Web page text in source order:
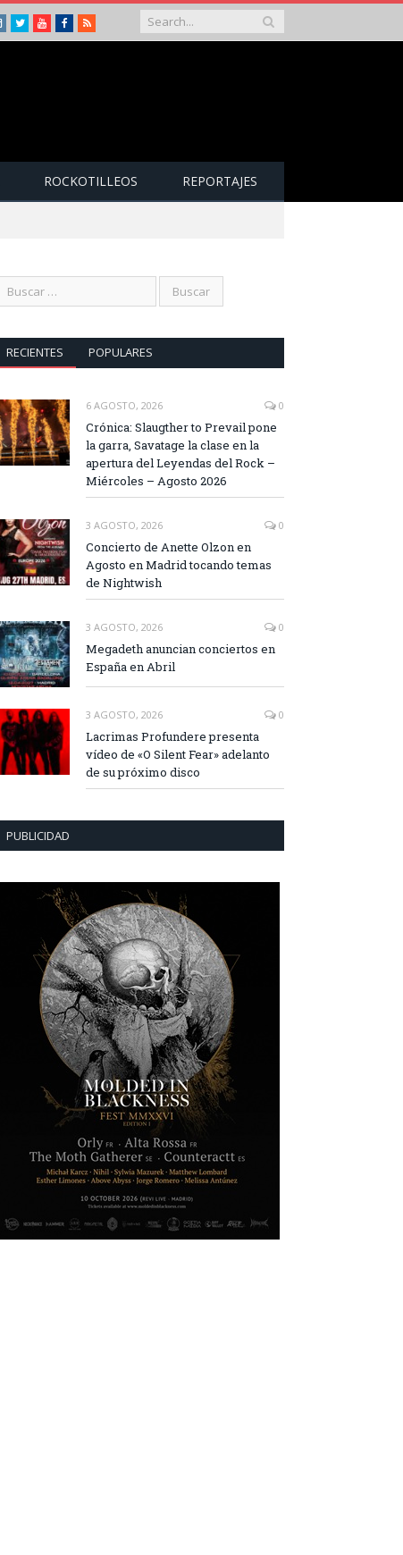
Instagram
TwitterYoutubeFacebook
RSS
ROCKOTILLEOS REPORTAJES
RECIENTES POPULARES
6 AGOSTO, 2026 0
Crónica: Slaugther to Prevail pone
la garra, Savatage la clase en la
apertura del Leyendas del Rock –
Miércoles – Agosto 2026
3 AGOSTO, 2026 0
Concierto de Anette Olzon en
Agosto en Madrid tocando temas
de Nightwish
3 AGOSTO, 2026 0
Megadeth anuncian conciertos en
España en Abril
3 AGOSTO, 2026 0
Lacrimas Profundere presenta
vídeo de «O Silent Fear» adelanto
de su próximo disco
PUBLICIDAD